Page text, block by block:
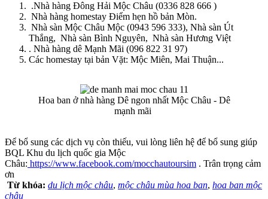
.Nhà hàng Đông Hải Mộc Châu (0336 828 666 )
Nhà hàng homestay Điểm hẹn hồ bản Mòn.
Nhà sàn Mộc Châu Mộc (0943 596 333), Nhà sàn Út
Thắng, Nhà sàn Bình Nguyên, Nhà sàn Hương Việt
. Nhà hàng dê Mạnh Mãi (096 822 31 97)
Các homestay tại bản Vặt: Mộc Miên, Mai Thuận...
Hoa ban ở nhà hàng Dê ngon nhất Mộc Châu - Dê
mạnh mãi
Để bổ sung các dịch vụ còn thiếu, vui lòng liên hệ để bổ sung giúp
BQL Khu du lịch quốc gia Mộc
Châu: https://www.facebook.com/mocchautoursim . Trân trọng cảm
ơn
Từ khóa: du lịch mộc châu, mộc châu mùa hoa ban, hoa ban mộc
châu